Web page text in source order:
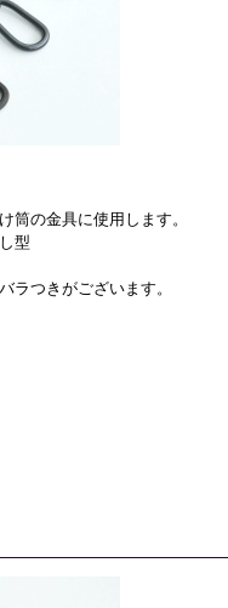
筒の金具に使用します。
型
ラつきがございます。